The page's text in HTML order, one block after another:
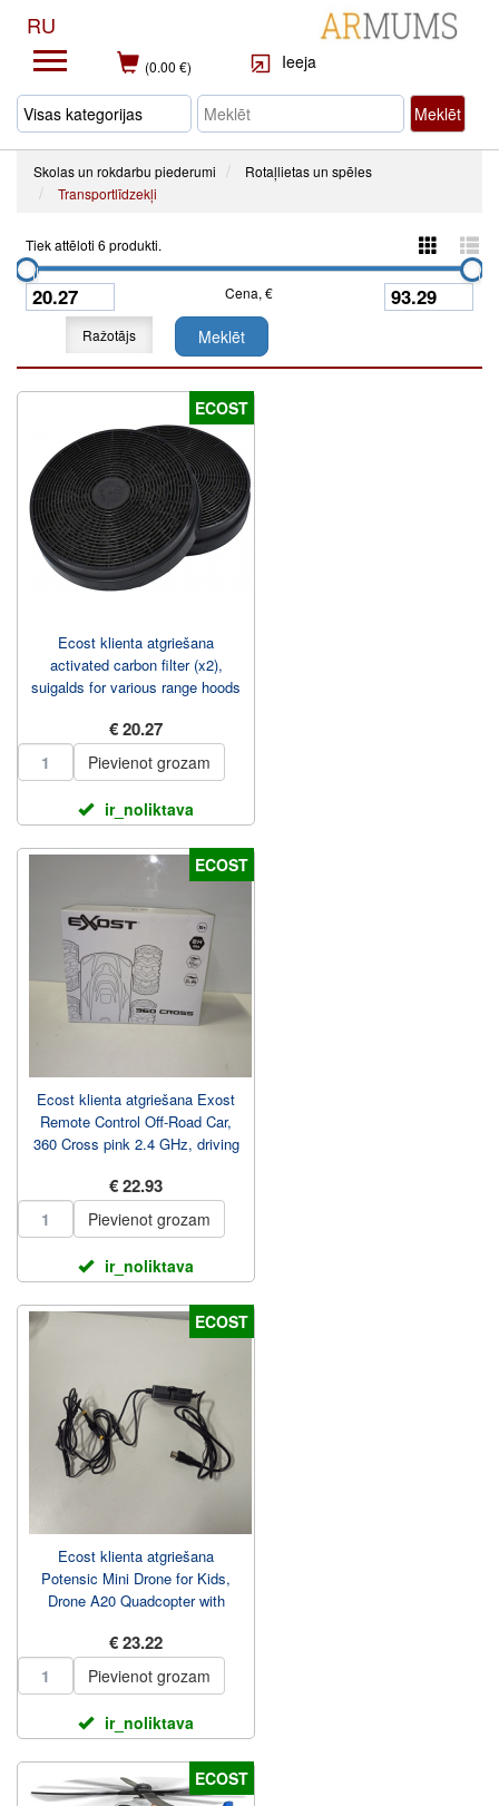
RU
(0.00 €) Ieeja
Meklēt
Skolas un rokdarbu piederumi
Rotaļlietas un spēles
Transportlīdzekļi
Tiek attēloti 6 produkti.
Cena, €
Ražotājs Meklēt
ECOST
Ecost klienta atgriešana
activated carbon filter (x2),
suigalds for various range hoods
€ 20.27
Pievienot grozam
ir_noliktava
ECOST
Ecost klienta atgriešana Exost
Remote Control Off-Road Car,
360 Cross pink 2.4 GHz, driving
€ 22.93
Pievienot grozam
ir_noliktava
ECOST
Ecost klienta atgriešana
Potensic Mini Drone for Kids,
Drone A20 Quadcopter with
€ 23.22
Pievienot grozam
ir_noliktava
ECOST